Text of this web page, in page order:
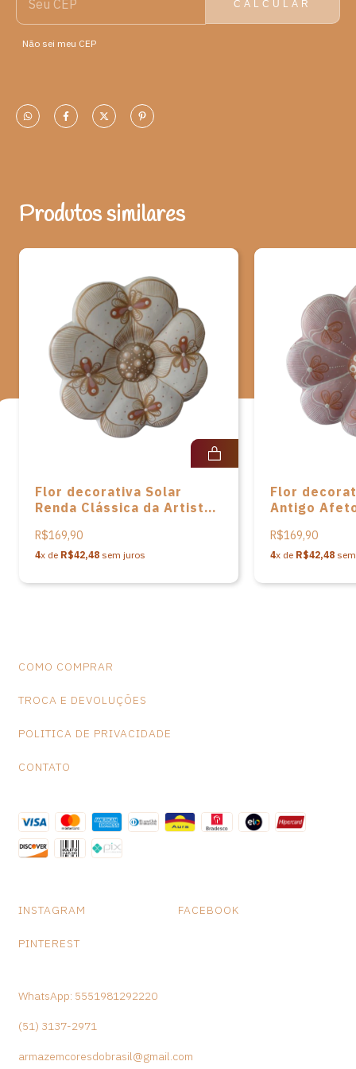
Material: Barro e pigmentos naturais.
Medidas:
L - 13 cm
na comunidade rural de Campo Alegre, no município de Turmalina
(MG), região do Vale do Jequitinhonha. Filha de Suzina Gomes
como prática de vida e identidade.
Ao adquirir esta peça, você ajuda a valorizar o artesanato e
a cultura brasileira.
*Observação: Produtos artesanais podem apresentar alterações
de dimensões e variações de cores, o que não caracteriza falhas
na peça.
CALCULAR
Não sei meu CEP
Produtos similares
Flor decorativa Solar
Renda Clássica da Artista
R$169,90
4x de R$42,48 sem juros
Flor
Antigo
R$169,90
4x de R$42,48
COMO COMPRAR
TROCA E DEVOLUÇÕES
POLITICA DE PRIVACIDADE
CONTATO
INSTAGRAM FACEBOOK
PINTEREST
WhatsApp: 5551981292220
(51) 3137-2971
armazemcoresdobrasil@gmail.com